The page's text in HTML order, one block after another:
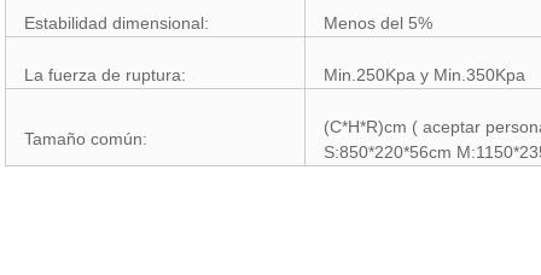
Estabilidad dimensional: Menos del 5%
La fuerza de ruptura: Min.250Kpa y Min.350Kpa
Tamaño común:
(C*H*R)cm ( aceptar
S:850*220*56cm